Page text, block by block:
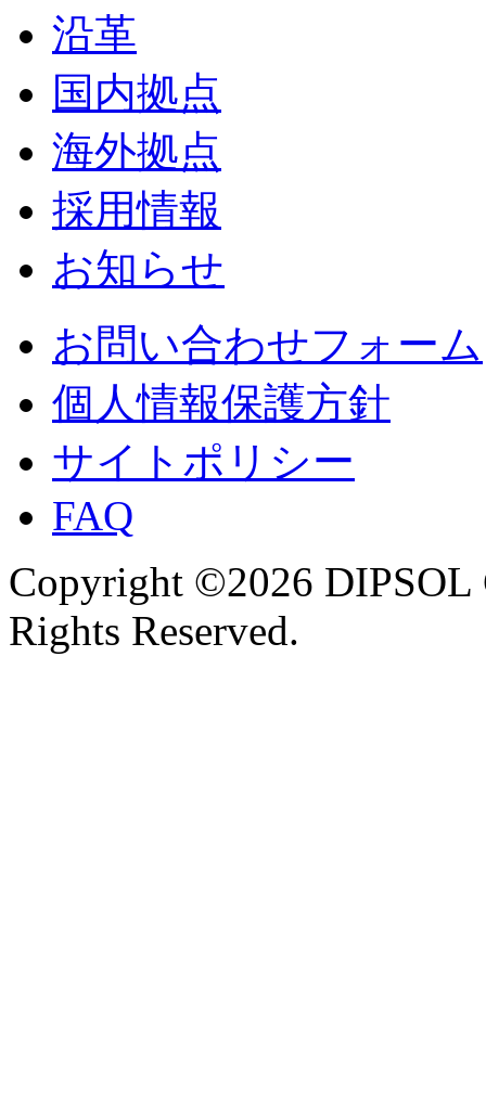
沿革
国内拠点
海外拠点
採用情報
お知らせ
お問い合わせフォーム
個人情報保護方針
サイトポリシー
FAQ
Copyright ©2026
Rights Reserved.